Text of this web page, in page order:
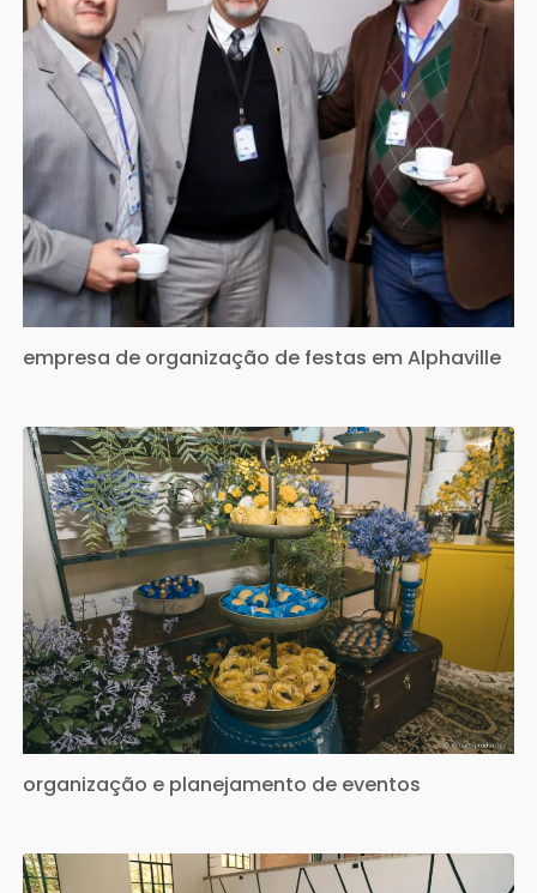
empresa de organização de festas em Alphaville
organização e planejamento de eventos